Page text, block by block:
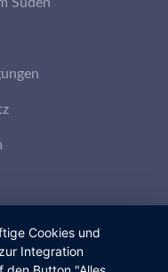
Cookies und
Integration